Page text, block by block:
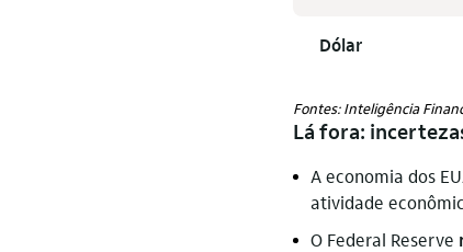
Dólar
Fontes: Inteligência
Lá fora:
A economia dos
atividade
O Federal Reserve